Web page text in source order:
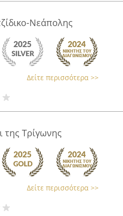
Νεάπολης
Δείτε περισσότερα >>
της Τρίγωνης
Δείτε περισσότερα >>